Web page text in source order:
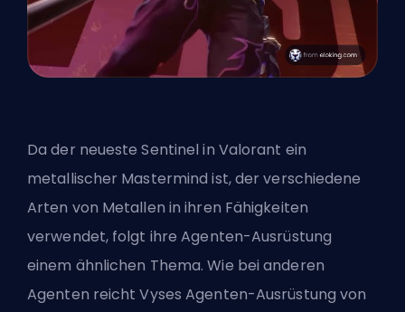
Da der neueste Sentinel in Valorant ein
metallischer Mastermind ist, der verschiedene
Arten von Metallen in ihren Fähigkeiten
verwendet, folgt ihre Agenten-Ausrüstung
einem ähnlichen Thema. Wie bei anderen
Agenten reicht Vyses Agenten-Ausrüstung von